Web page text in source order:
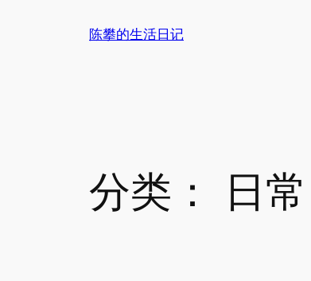
陈攀的生活日记
分类： 日常